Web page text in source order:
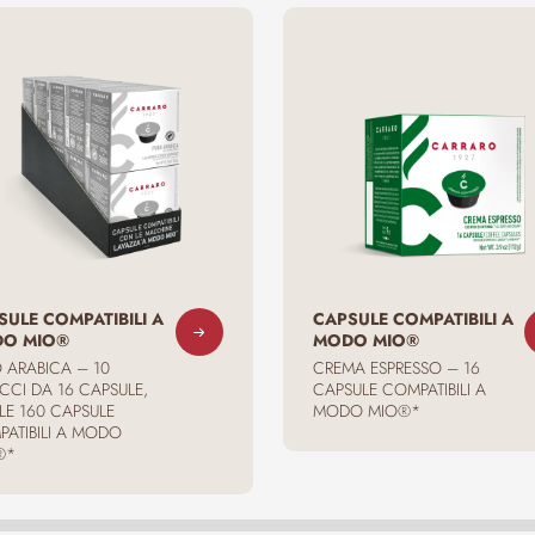
COMPATIBILI A
MIO®
ARABICA – 10
DA 16 CAPSULE,
160 CAPSULE
A MODO
CAPSULE COMPATIBILI A
MODO MIO®
CREMA ESPRESSO – 16
CAPSULE COMPATIBILI A
MODO MIO®*